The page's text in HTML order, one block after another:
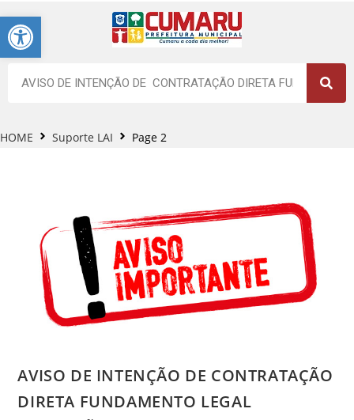
Barra de Ferramentas Aberta
HOME Suporte LAI Page 2
AVISO DE INTENÇÃO DE CONTRATAÇÃO
DIRETA FUNDAMENTO LEGAL